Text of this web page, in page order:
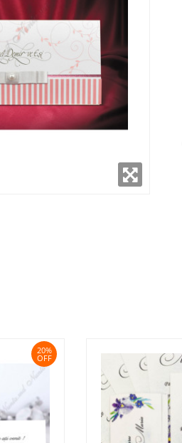
20%
OFF
Понедельник - Пятница:
9:00 - 18:00
Суббота: 9:00-17:00
Телефон: 0 (22) 922- 888
Подробно